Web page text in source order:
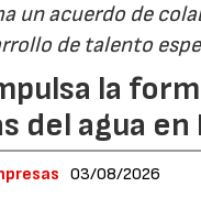
un acuerdo de
de talento
la
del agua
03/08/2026